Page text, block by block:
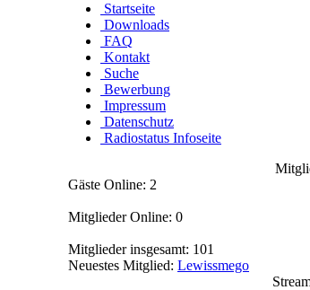
Startseite
Downloads
FAQ
Kontakt
Suche
Bewerbung
Impressum
Datenschutz
Radiostatus Infoseite
Gäste Online: 2
Mitglieder Online: 0
Mitglieder insgesamt: 101
Neuestes Mitglied: Lewissmego